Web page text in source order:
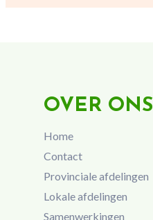
OVER ONS
Home
Contact
Provinciale afdelingen
Lokale afdelingen
Samenwerkingen